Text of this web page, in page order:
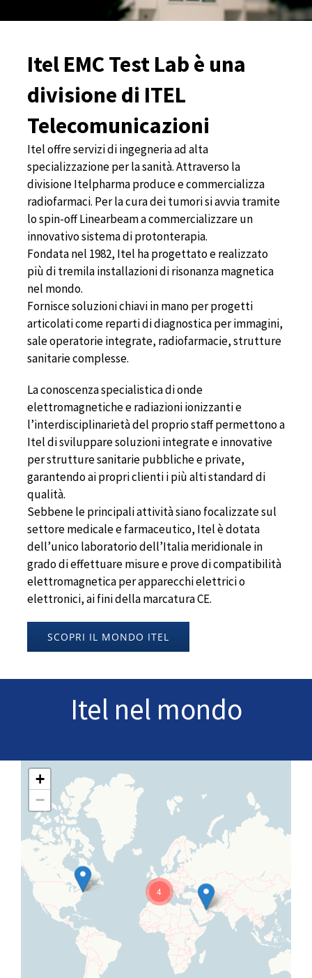
Itel EMC Test Lab è una
divisione di ITEL
Telecomunicazioni
Itel offre servizi di ingegneria ad alta
specializzazione per la sanità. Attraverso la
divisione Itelpharma produce e commercializza
radiofarmaci. Per la cura dei tumori si avvia tramite
lo spin-off Linearbeam a commercializzare un
innovativo sistema di protonterapia.
Fondata nel 1982, Itel ha progettato e realizzato
più di tremila installazioni di risonanza magnetica
nel mondo.
Fornisce soluzioni chiavi in mano per progetti
articolati come reparti di diagnostica per immagini,
sale operatorie integrate, radiofarmacie, strutture
sanitarie complesse.
La conoscenza specialistica di onde
elettromagnetiche e radiazioni ionizzanti e
l’interdisciplinarietà del proprio staff permettono a
Itel di sviluppare soluzioni integrate e innovative
per strutture sanitarie pubbliche e private,
garantendo ai propri clienti i più alti standard di
qualità.
Sebbene le principali attività siano focalizzate sul
settore medicale e farmaceutico, Itel è dotata
dell’unico laboratorio dell’Italia meridionale in
grado di effettuare misure e prove di compatibilità
elettromagnetica per apparecchi elettrici o
elettronici, ai fini della marcatura CE.
SCOPRI IL MONDO ITEL
Itel nel mondo
4
+
−